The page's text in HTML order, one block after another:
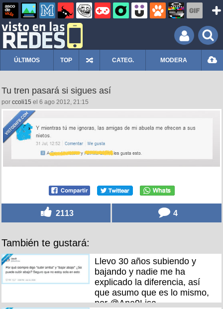
ÚLTIMOS TOP CATEG. MODERA
Tu tren pasará si sigues así
por ccoli15 el 6 ago 2012, 21:15
2113 4
También te gustará:
Llevo 30 años subiendo y
bajando y nadie me ha
explicado la diferencia, así
que asumo que es lo mismo,
por @Ana9Lisa